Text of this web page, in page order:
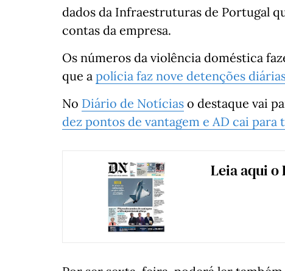
dados da Infraestruturas de Portugal
contas da empresa.
Os números da violência doméstica
que a polícia faz nove detenções
No Diário de Notícias o destaque vai
dez pontos de vantagem e AD cai
Leia aqui o